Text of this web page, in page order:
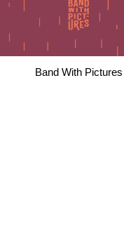
Band With Pictures